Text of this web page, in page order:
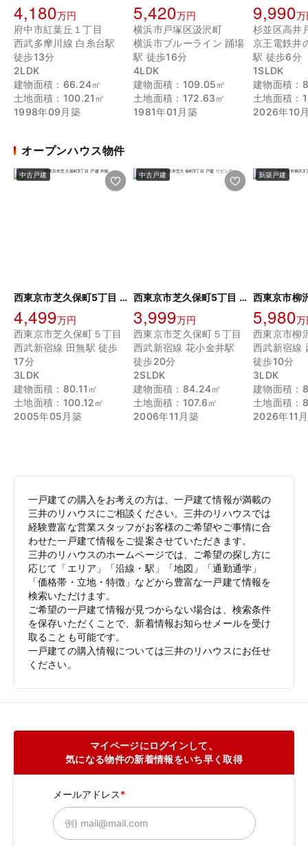
4,180万円
府中市紅葉丘１丁目
西武多摩川線 白糸台駅
徒歩13分
2LDK
建物面積：66.24㎡
土地面積：100.21㎡
1998年09月築
5,420万円
横浜市戸塚区汲沢町
横浜市ブルーライン 踊場
駅 徒歩16分
4LDK
建物面積：109.05㎡
土地面積：172.63㎡
1981年01月築
9,990万
杉並区高井
京王電鉄井
駅 徒歩6分
1SLDK
建物面積：
土地面積：
2026年10
オープンハウス物件
中古戸建
西東京市芝久保町5丁目 戸建
4,499万円
西東京市芝久保町５丁目
西武新宿線 田無駅 徒歩
17分
3LDK
建物面積：80.11㎡
土地面積：100.12㎡
2005年05月築
中古戸建
西東京市芝久保町5丁目 戸建
3,999万円
西東京市芝久保町５丁目
西武新宿線 花小金井駅
徒歩20分
2SLDK
建物面積：84.24㎡
土地面積：107.6㎡
2006年11月築
新築戸建
5,980万
西東京市柳
西武新宿線
徒歩10分
3LDK
建物面積：
土地面積：
2026年11
一戸建ての購入をお考えの方は、一戸建て情報が満載の
三井のリハウスにご相談ください。三井のリハウスでは
経験豊富な営業スタッフがお客様のご希望やご事情に合
わせた一戸建て情報をご提案させていただきます。
三井のリハウスのホームページでは、ご希望の探し方に
応じて「エリア」「沿線・駅」「地図」「通勤通学」
「価格帯・立地・特徴」などから豊富な一戸建て情報を
検索いただけます。
ご希望の一戸建て情報が見つからない場合は、検索条件
を保存いただくことで、新着情報お知らせメールを受け
取ることも可能です。
一戸建ての購入情報については三井のリハウスにお任せ
ください。
マイページにログインして、
気になる物件の新着情報をいち早く取得
メールアドレス